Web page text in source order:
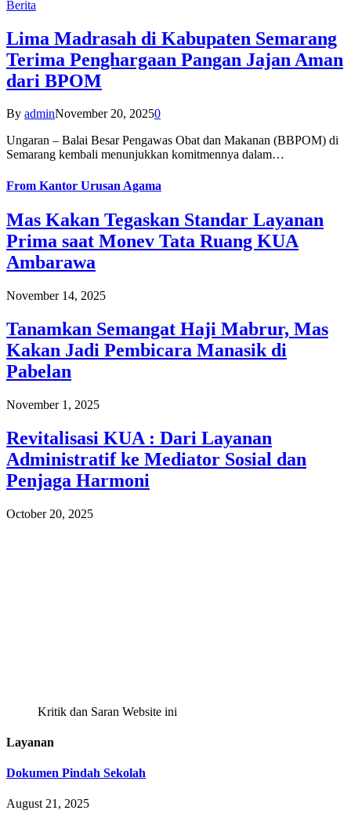
Berita
Lima Madrasah di Kabupaten Semarang
Terima Penghargaan Pangan Jajan Aman
dari BPOM
By adminNovember 20, 20250
Ungaran – Balai Besar Pengawas Obat dan Makanan (BBPOM) di
Semarang kembali menunjukkan komitmennya dalam…
From Kantor Urusan Agama
Mas Kakan Tegaskan Standar Layanan
Prima saat Monev Tata Ruang KUA
Ambarawa
November 14, 2025
Tanamkan Semangat Haji Mabrur, Mas
Kakan Jadi Pembicara Manasik di
Pabelan
November 1, 2025
Revitalisasi KUA : Dari Layanan
Administratif ke Mediator Sosial dan
Penjaga Harmoni
October 20, 2025
Kritik dan Saran Website ini
Layanan
Dokumen Pindah Sekolah
August 21, 2025